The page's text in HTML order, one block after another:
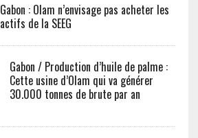
Gabon : Olam n’envisage pas acheter les
actifs de la SEEG
Gabon / Production d’huile de palme :
Cette usine d’Olam qui va générer
30.000 tonnes de brute par an